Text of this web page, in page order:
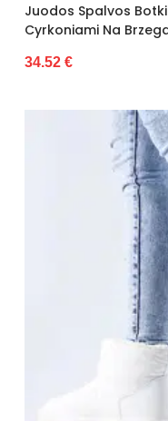
Juodos Spalvos
Cyrkoniami Na
34.52 €